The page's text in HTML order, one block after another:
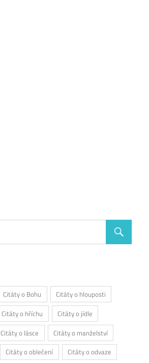
Citáty o Bohu
Citáty o hlouposti
Citáty o hříchu
Citáty o jídle
Citáty o lásce
Citáty o manželství
Citáty o oblečení Citáty o odvaze